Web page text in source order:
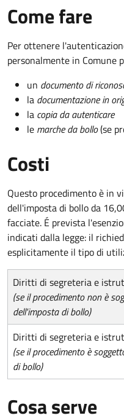
Come fare
Per ottenere
personalmente in Comune
un documento di
la documentazione in
la copia da autenticare
le marche da bollo(se
Costi
Questo procedimento è in
dell'imposta di bollo da
facciate. É prevista
indicati dalla legge: il
esplicitamente il tipo di
Diritti di segreteria e
(se il procedimento non è
dell'imposta di bollo)
Diritti di segreteria e
(se il procedimento è
di bollo)
Cosa serve